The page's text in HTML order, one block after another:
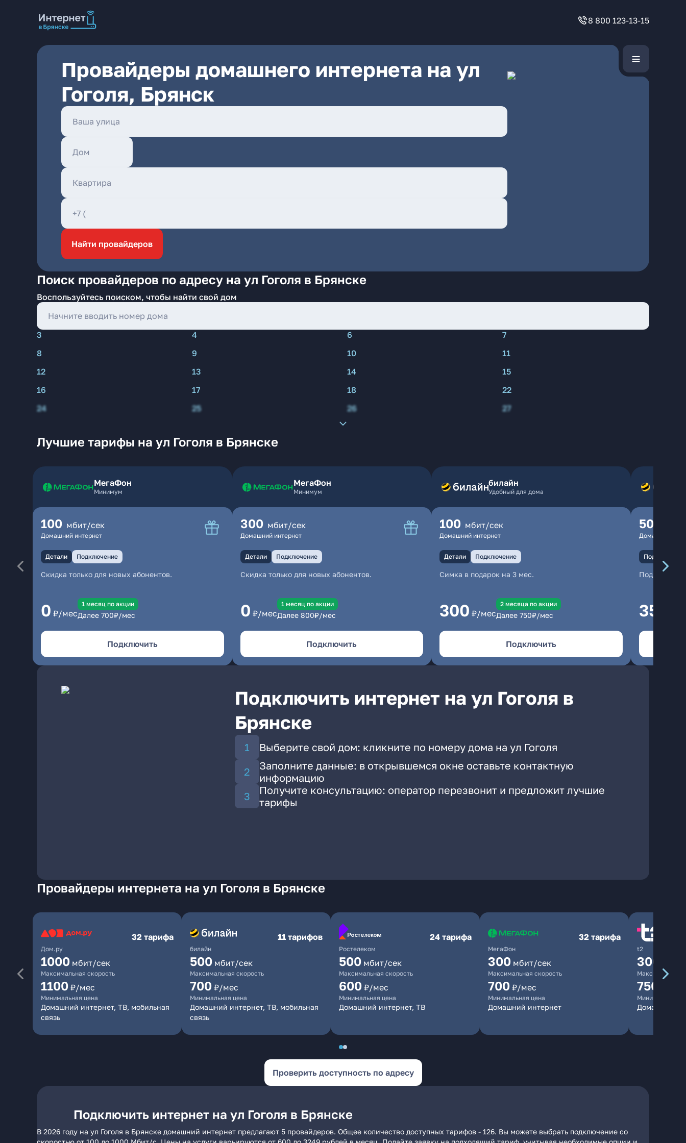
8 800 123-13-15
Провайдеры домашнего интернета на ул
Гоголя, Брянск
Найти провайдеров
Поиск провайдеров по адресу на ул Гоголя в Брянске
Воспользуйтесь поиском, чтобы найти свой дом
3 4 6
7
8
9 10
11
12
13 14
15
16
17 18
22
24
25 26 27
Лучшие тарифы на ул Гоголя в Брянске
МегаФон
Минимум
100 мбит/сек
Домашний интернет
Детали Подключение
Скидка только для новых абонентов.
0 ₽/мес
1 месяц по акции
Далее 700₽/мес
Подключить
МегаФон
Минимум
300 мбит/сек
Домашний интернет
Детали Подключение
Скидка только для новых абонентов.
0 ₽/мес
1 месяц по акции
Далее 800₽/мес
Подключить
билайн
Удобный для дома
100 мбит/сек
Домашний интернет
Детали Подключение
Симка в подарок на 3 мес.
300 ₽/мес
2 месяцa по акции
Далее 750₽/мес
Подключить
500
Домашний
Подключение
350
Подключить интернет на ул Гоголя в
Брянске
Выберите свой дом: кликните по номеру дома на ул Гоголя
Заполните данные: в открывшемся окне оставьте контактную
информацию
Получите консультацию: оператор перезвонит и предложит лучшие
тарифы
Провайдеры интернета на ул Гоголя в Брянске
Дом.ру
32 тарифа
1000 мбит/сек
Максимальная скорость
1100 ₽/мес
Минимальная цена
Домашний интернет, ТВ, мобильная
связь
билайн
11 тарифов
500 мбит/сек
Максимальная скорость
700 ₽/мес
Минимальная цена
Домашний интернет, ТВ, мобильная
связь
Ростелеком
24 тарифа
500 мбит/сек
Максимальная скорость
600 ₽/мес
Минимальная цена
Домашний интернет, ТВ
МегаФон
32 тарифа
300 мбит/сек
Максимальная скорость
700 ₽/мес
Минимальная цена
Домашний интернет
t2
300
Максимальная
750
Минимальная
Домашний
Проверить доступность по адресу
Подключить интернет на ул Гоголя в Брянске
В 2026 году на ул Гоголя в Брянске домашний интернет предлагают 5 провайдеров. Общее количество доступных тарифов - 126. Вы можете выбрать подключение со